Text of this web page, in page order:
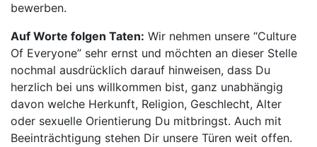
bewerben.
Auf Worte folgen Taten: Wir nehmen unsere “Culture
Of Everyone” sehr ernst und möchten an dieser Stelle
nochmal ausdrücklich darauf hinweisen, dass Du
herzlich bei uns willkommen bist, ganz unabhängig
davon welche Herkunft, Religion, Geschlecht, Alter
oder sexuelle Orientierung Du mitbringst. Auch mit
Beeinträchtigung stehen Dir unsere Türen weit offen.